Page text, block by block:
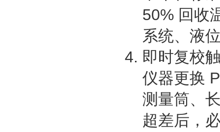
50% 回收
系统、液
即时复校
仪器更换
测量筒、
超差后，